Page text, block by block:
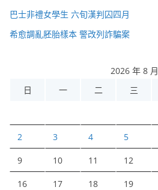
巴士非禮女學生 六旬漢判囚四月
希愈調亂胚胎樣本 警改列詐騙案
2026 年 8 月
日
一 二 三
2 3 4 5
9 10 11 12
16 17 18 19